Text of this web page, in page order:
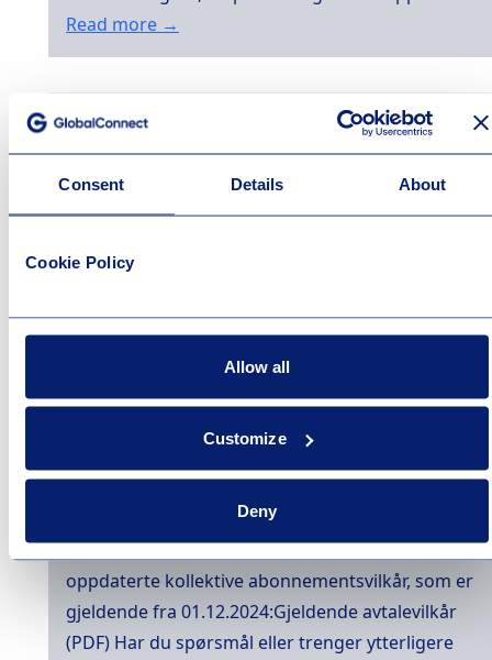
Consent Details About
Cookie Policy
Allow all
Customize
Deny
Read more →
Gaming er for alle
Gaming er gøy for alle – både jenter og gutter For
drøm siden barndommen. Som 23-åring er hun i
Esports – noe hun er utrolig stolt av. Det å bygge
Kollektive abonnementsvilkår
Kollektive abonnementsvilkår Her finner du
oppdaterte kollektive abonnementsvilkår, som er
gjeldende fra 01.12.2024:Gjeldende avtalevilkår
(PDF) Har du spørsmål eller trenger ytterligere